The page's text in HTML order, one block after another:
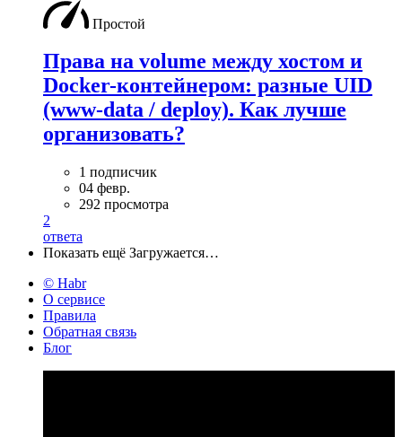
Простой
Права на volume между хостом и
Docker-контейнером: разные UID
(www-data / deploy). Как лучше
организовать?
1 подписчик
04 февр.
292 просмотра
2
ответа
Показать ещё Загружается…
© Habr
О сервисе
Правила
Обратная связь
Блог